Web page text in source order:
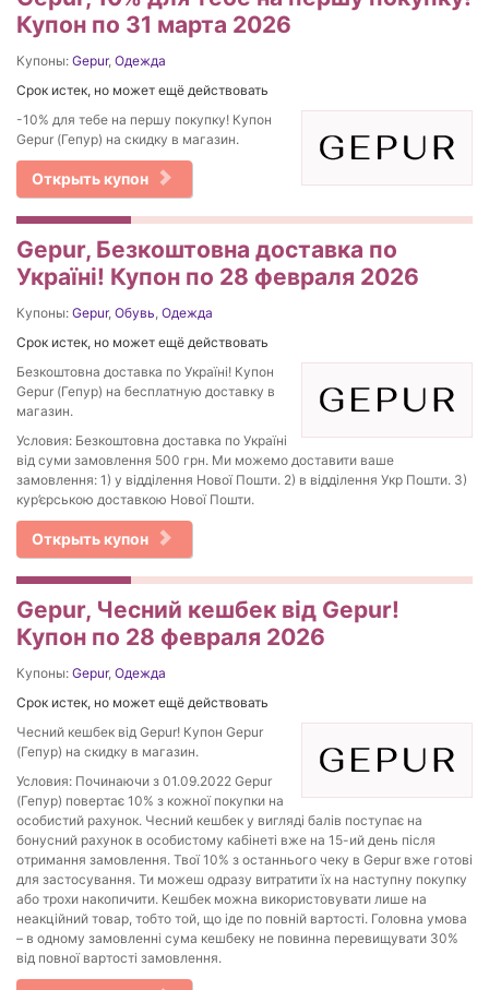
Купон по 31 марта 2026
Купоны: Gepur, Одежда
Срок истек, но может ещё действовать
-10% для тебе на першу покупку! Купон
Gepur (Гепур) на скидку в магазин.
Открыть купон
Gepur, Безкоштовна доставка по
Україні! Купон по 28 февраля 2026
Купоны: Gepur, Обувь, Одежда
Срок истек, но может ещё действовать
Безкоштовна доставка по Україні! Купон
Gepur (Гепур) на бесплатную доставку в
магазин.
Условия: Безкоштовна доставка по Україні
від суми замовлення 500 грн. Ми можемо доставити ваше
замовлення: 1) у відділення Нової Пошти. 2) в відділення Укр Пошти. 3)
кур’єрською доставкою Нової Пошти.
Открыть купон
Gepur, Чесний кешбек від Gepur!
Купон по 28 февраля 2026
Купоны: Gepur, Одежда
Срок истек, но может ещё действовать
Чесний кешбек від Gepur! Купон Gepur
(Гепур) на скидку в магазин.
Условия: Починаючи з 01.09.2022 Gepur
(Гепур) повертає 10% з кожної покупки на
особистий рахунок. Чесний кешбек у вигляді балів поступає на
бонусний рахунок в особистому кабінеті вже на 15-ий день після
отримання замовлення. Твої 10% з останнього чеку в Gepur вже готові
для застосування. Ти можеш одразу витратити їх на наступну покупку
або трохи накопичити. Кешбек можна використовувати лише на
неакційний товар, тобто той, що іде по повній вартості. Головна умова
– в одному замовленні сума кешбеку не повинна перевищувати 30%
від повної вартості замовлення.